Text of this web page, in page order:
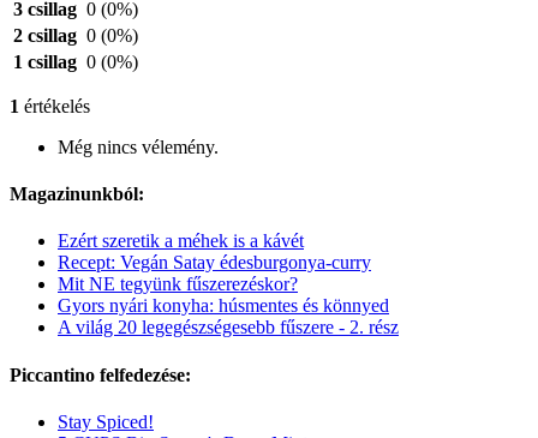
3 csillag 0 (0%)
2 csillag 0 (0%)
1 csillag 0 (0%)
1 értékelés
Még nincs vélemény.
Magazinunkból:
Ezért szeretik a méhek is a kávét
Recept: Vegán Satay édesburgonya-curry
Mit NE tegyünk fűszerezéskor?
Gyors nyári konyha: húsmentes és könnyed
A világ 20 legegészségesebb fűszere - 2. rész
Piccantino felfedezése:
Stay Spiced!